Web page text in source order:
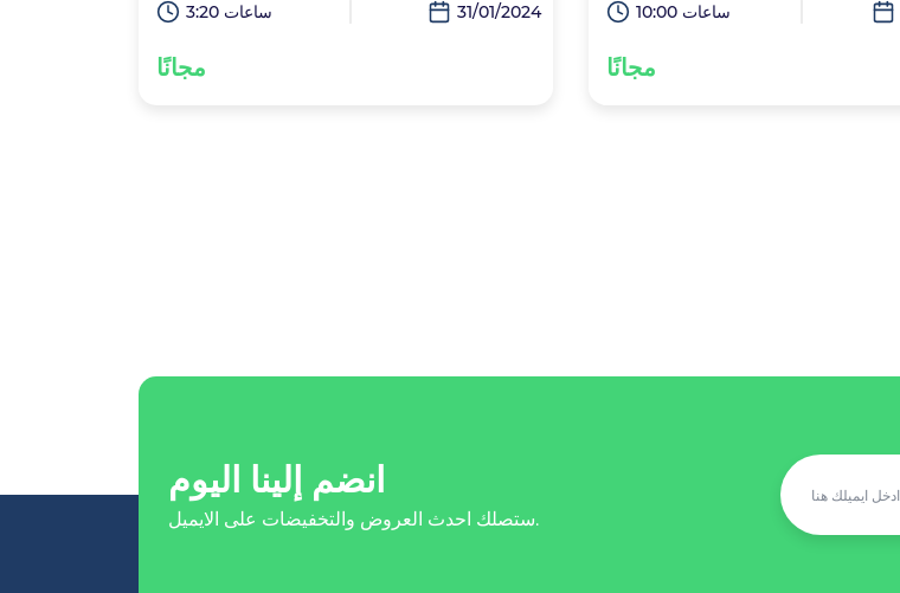
3:20 ساعات 31/01/2024
مجانًا
10:00 ساعات
مجانًا
انضم إلينا اليوم
ستصلك احدث العروض والتخفيضات على الايميل.